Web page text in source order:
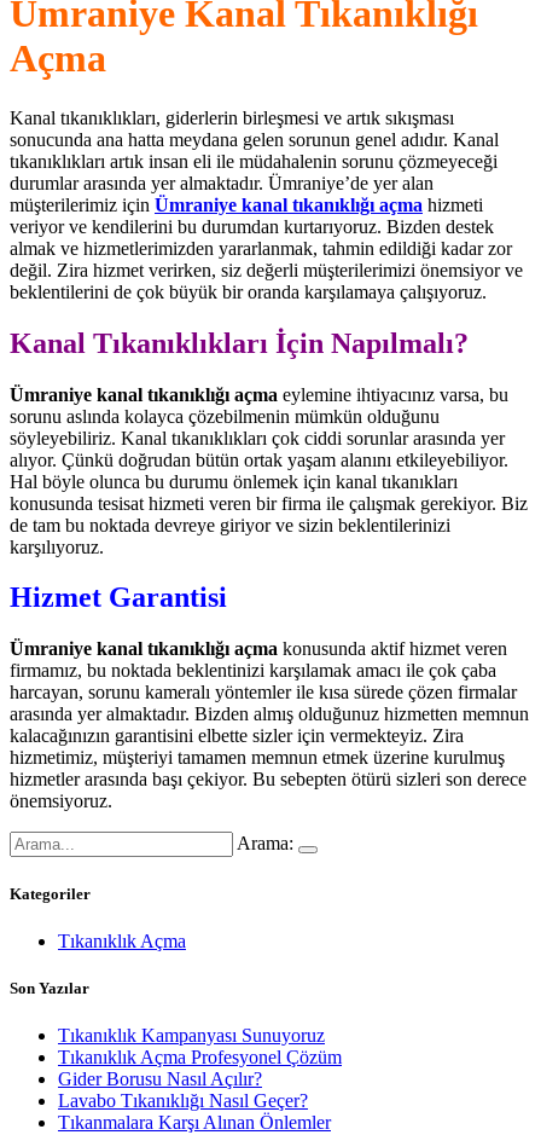
Ümraniye Kanal Tıkanıklığı
Açma
Kanal tıkanıklıkları, giderlerin birleşmesi ve artık sıkışması
sonucunda ana hatta meydana gelen sorunun genel adıdır. Kanal
tıkanıklıkları artık insan eli ile müdahalenin sorunu çözmeyeceği
durumlar arasında yer almaktadır. Ümraniye’de yer alan
müşterilerimiz için Ümraniye kanal tıkanıklığı açma hizmeti
veriyor ve kendilerini bu durumdan kurtarıyoruz. Bizden destek
almak ve hizmetlerimizden yararlanmak, tahmin edildiği kadar zor
değil. Zira hizmet verirken, siz değerli müşterilerimizi önemsiyor ve
beklentilerini de çok büyük bir oranda karşılamaya çalışıyoruz.
Kanal Tıkanıklıkları İçin Napılmalı?
Ümraniye kanal tıkanıklığı açma eylemine ihtiyacınız varsa, bu
sorunu aslında kolayca çözebilmenin mümkün olduğunu
söyleyebiliriz. Kanal tıkanıklıkları çok ciddi sorunlar arasında yer
alıyor. Çünkü doğrudan bütün ortak yaşam alanını etkileyebiliyor.
Hal böyle olunca bu durumu önlemek için kanal tıkanıkları
konusunda tesisat hizmeti veren bir firma ile çalışmak gerekiyor. Biz
de tam bu noktada devreye giriyor ve sizin beklentilerinizi
karşılıyoruz.
Hizmet Garantisi
Ümraniye kanal tıkanıklığı açma konusunda aktif hizmet veren
firmamız, bu noktada beklentinizi karşılamak amacı ile çok çaba
harcayan, sorunu kameralı yöntemler ile kısa sürede çözen firmalar
arasında yer almaktadır. Bizden almış olduğunuz hizmetten memnun
kalacağınızın garantisini elbette sizler için vermekteyiz. Zira
hizmetimiz, müşteriyi tamamen memnun etmek üzerine kurulmuş
hizmetler arasında başı çekiyor. Bu sebepten ötürü sizleri son derece
önemsiyoruz.
Arama:
Kategoriler
Tıkanıklık Açma
Son Yazılar
Tıkanıklık Kampanyası Sunuyoruz
Tıkanıklık Açma Profesyonel Çözüm
Gider Borusu Nasıl Açılır?
Lavabo Tıkanıklığı Nasıl Geçer?
Tıkanmalara Karşı Alınan Önlemler